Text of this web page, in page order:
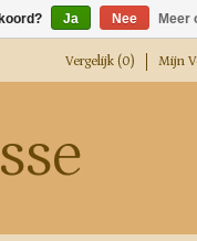
Vergelijk (0) Mijn
Ja Nee Meer